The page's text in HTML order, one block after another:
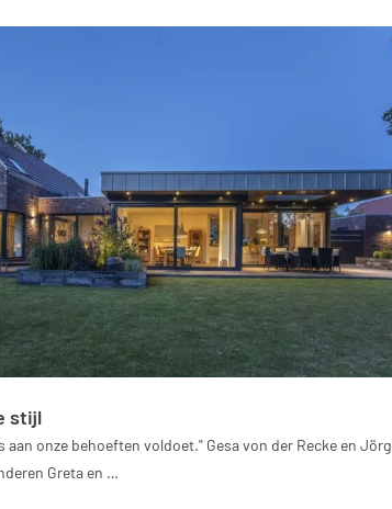
stijl
aan onze behoeften voldoet." Gesa von der Recke en Jörg
Greta en …